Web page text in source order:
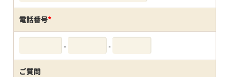
電話番号*
- -
ご質問